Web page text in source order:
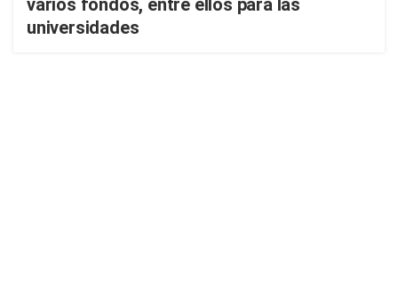
varios fondos, entre ellos para las
universidades